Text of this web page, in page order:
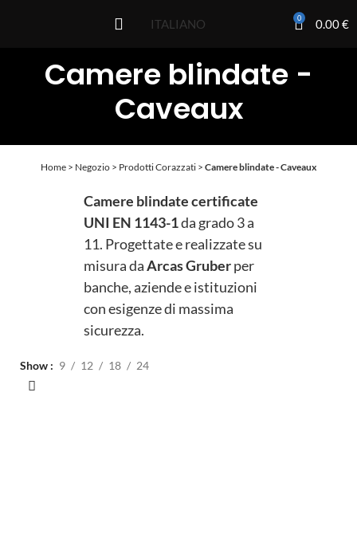
ITALIANO 0 0.00€
Camere blindate -
Caveaux
Home > Negozio > Prodotti Corazzati > Camere blindate - Caveaux
Camere blindate certificate
UNI EN 1143-1da grado 3 a
11. Progettate e realizzate su
misura daArcas Gruberper
banche, aziende e istituzioni
con esigenze di massima
sicurezza.
Show 9 12 18 24